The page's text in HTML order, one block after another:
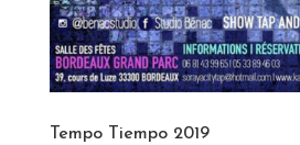
Tempo Tiempo 2019